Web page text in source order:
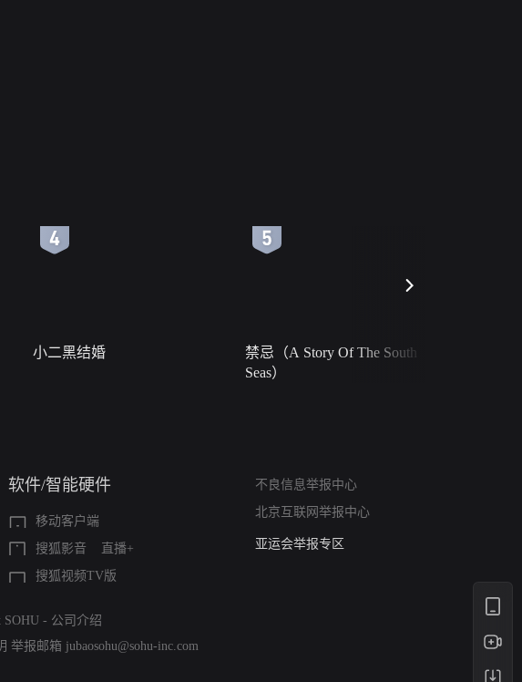
小二黑结婚
禁忌（A Story Of The South
Seas）
软件/智能硬件
移动客户端
搜狐影音
直播+
搜狐视频TV版
不良信息举报中心
北京互联网举报中心
算法推荐专项举报
亚运会举报专区
SOHU - 公司介绍
举报邮箱 jubaosohu@sohu-inc.com